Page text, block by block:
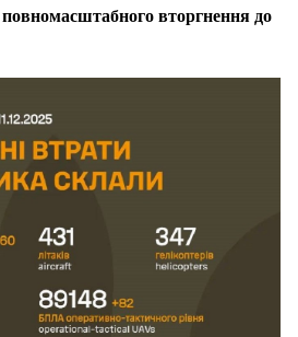
повномасштабного вторгнення до